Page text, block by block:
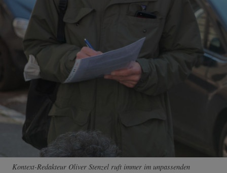
Kontext-Redakteur Oliver Stenzel ruft immer im unpassenden